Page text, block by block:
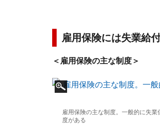
雇用保険には失業給
＜雇用保険の主な制度＞
雇用保険の主な制度。一般的に失
度がある